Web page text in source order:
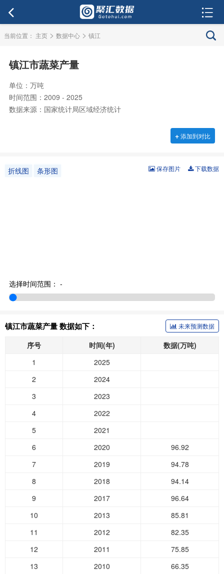
当前位置： 主页 > 数据中心 > 镇江
镇江市蔬菜产量
单位：万吨
时间范围：2009 - 2025
数据来源：国家统计局区域经济统计
+添加到对比
折线图 条形图 下载数据
保存图片
选择时间范围： -
镇江市蔬菜产量 数据如下： 未来预测数据
序号 时间(年)
数据(万吨)
1
2025
2
2024
3
2023
4
2022
5
2021
6
2020
96.92
7
2019
94.78
8
2018
94.14
9
2017
96.64
10
2013
85.81
11
2012
82.35
12
2011
75.85
13
2010
66.35